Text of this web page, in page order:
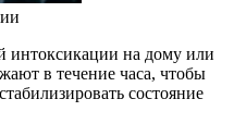
интоксикации на дому или
в течение часа, чтобы
состояние